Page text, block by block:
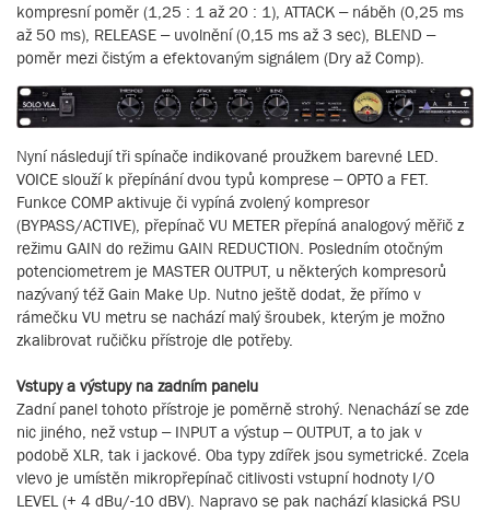
kompresní poměr (1,25 : 1 až 20 : 1), ATTACK – náběh (0,25 ms
až 50 ms), RELEASE – uvolnění (0,15 ms až 3 sec), BLEND –
poměr mezi čistým a efektovaným signálem (Dry až Comp).
Nyní následují tři spínače indikované proužkem barevné LED.
VOICE slouží k přepínání dvou typů komprese – OPTO a FET.
Funkce COMP aktivuje či vypíná zvolený kompresor
(BYPASS/ACTIVE), přepínač VU METER přepíná analogový měřič z
režimu GAIN do režimu GAIN REDUCTION. Posledním otočným
potenciometrem je MASTER OUTPUT, u některých kompresorů
nazývaný též Gain Make Up. Nutno ještě dodat, že přímo v
rámečku VU metru se nachází malý šroubek, kterým je možno
zkalibrovat ručičku přístroje dle potřeby.
Vstupy a výstupy na zadním panelu
Zadní panel tohoto přístroje je poměrně strohý. Nenachází se zde
nic jiného, než vstup – INPUT a výstup – OUTPUT, a to jak v
podobě XLR, tak i jackové. Oba typy zdířek jsou symetrické. Zcela
vlevo je umístěn mikropřepínač citlivosti vstupní hodnoty I/O
LEVEL (+ 4 dBu/-10 dBV). Napravo se pak nachází klasická PSU